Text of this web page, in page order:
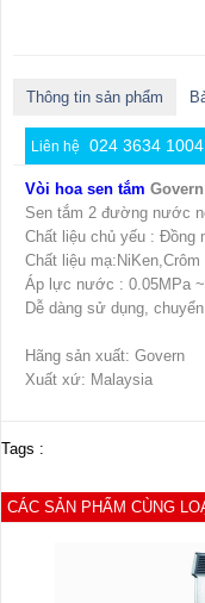
Thông tin sản phẩm
Liên hệ 024 3634
Vòi hoa sen tắm
Sen tắm 2 đường nước
Chất liệu chủ yếu : Đồng
Chất liệu mạ:NiKen,Crôm
Áp lực nước : 0.05MPa
Dễ dàng sử dụng,
Hãng sản xuất: Govern
Xuất xứ: Malaysia
Tags :
CÁC SẢN PHẨM CÙNG